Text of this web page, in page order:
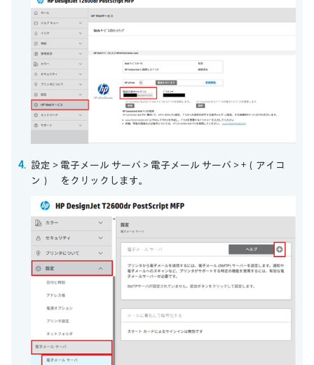
設定＞電子メール サーバ＞電子メール サーバ＞+（アイコ
ン） をクリックします。